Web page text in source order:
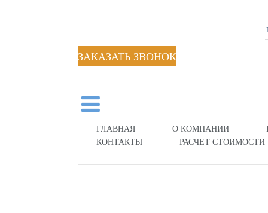
ЗАКАЗАТЬ ЗВОНОК
ГЛАВНАЯ О КОМПАНИИ
КОНТАКТЫ
РАСЧЕТ СТОИМОСТИ